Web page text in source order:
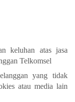
keluhan atas jasa
Telkomsel
yang tidak
atau media lain